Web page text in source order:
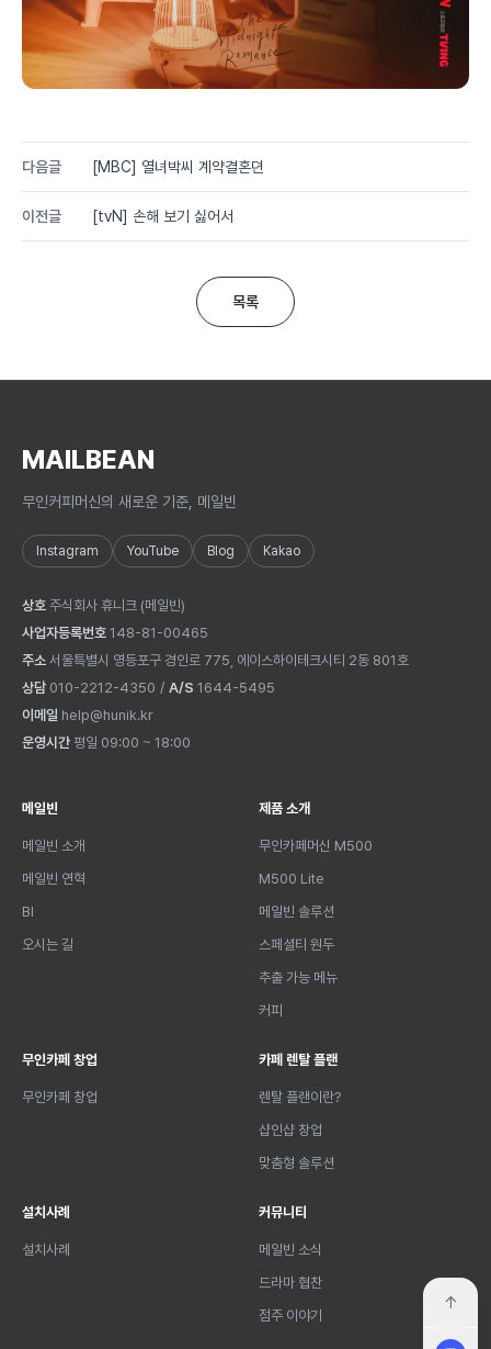
다음글 [MBC] 열녀박씨 계약결혼뎐
이전글 [tvN] 손해 보기 싫어서
목록
MAILBEAN
무인커피머신의 새로운 기준, 메일빈
Instagram YouTube Blog Kakao
상호 주식회사 휴니크 (메일빈)
사업자등록번호 148-81-00465
주소 서울특별시 영등포구 경인로 775, 에이스하이테크시티 2동 801호
상담 010-2212-4350 / A/S 1644-5495
이메일 help@hunik.kr
운영시간 평일 09:00 ~ 18:00
메일빈
메일빈 소개
메일빈 연혁
BI
오시는 길
제품 소개
무인카페머신 M500
M500 Lite
메일빈 솔루션
스페셜티 원두
추출 가능 메뉴
커피
무인카페 창업
무인카페 창업
카페 렌탈 플랜
렌탈 플랜이란?
샵인샵 창업
맞춤형 솔루션
설치사례
설치사례
커뮤니티
메일빈 소식
드라마 협찬
점주 이야기
↑